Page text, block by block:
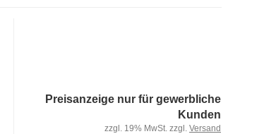
Preisanzeige nur für gewerbliche
Kunden
zzgl. 19% MwSt. zzgl. Versand